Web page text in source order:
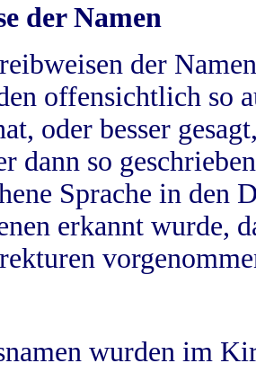
der Namen
der
offensichtlich so
oder besser
dann so
Sprache in
erkannt wurde,
wurden im